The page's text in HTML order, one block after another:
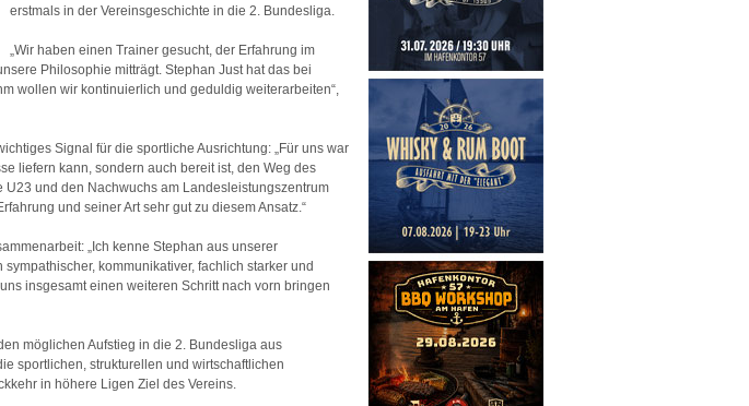
erstmals in der Vereinsgeschichte in die 2. Bundesliga.
„Wir haben einen Trainer gesucht, der Erfahrung im
Philosophie mitträgt. Stephan Just hat das bei
wollen wir kontinuierlich und geduldig weiterarbeiten“,
Signal für die sportliche Ausrichtung: „Für uns war
liefern kann, sondern auch bereit ist, den Weg des
und den Nachwuchs am Landesleistungszentrum
und seiner Art sehr gut zu diesem Ansatz.“
„Ich kenne Stephan aus unserer
kommunikativer, fachlich starker und
insgesamt einen weiteren Schritt nach vorn bringen
möglichen Aufstieg in die 2. Bundesliga aus
sportlichen, strukturellen und wirtschaftlichen
in höhere Ligen Ziel des Vereins.